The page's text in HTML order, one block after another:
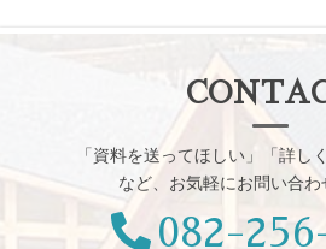
「資料を送ってほしい」「詳し
など、お気軽にお問い合わ
082-